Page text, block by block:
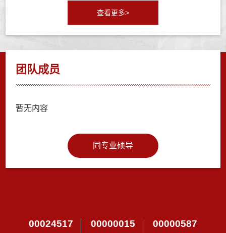
查看更多>
团队成员
暂无内容
同专业硕导
00024517 00000015 00000587